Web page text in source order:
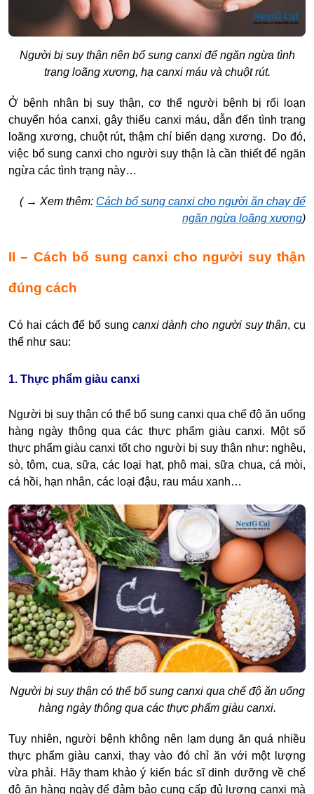
Người bị suy thận nên bổ sung canxi để ngăn ngừa tình
trạng loãng xương, hạ canxi máu và chuột rút.
Ở bệnh nhân bị suy thận, cơ thể người bệnh bị rối loạn
chuyển hóa canxi, gây thiếu canxi máu, dẫn đến tình trạng
loãng xương, chuột rút, thậm chí biến dạng xương. Do đó,
việc bổ sung canxi cho người suy thận là cần thiết để ngăn
ngừa các tình trạng này…
( → Xem thêm: Cách bổ sung canxi cho người ăn chay để
ngăn ngừa loãng xương)
II – Cách bổ sung canxi cho người suy thận
đúng cách
Có hai cách để bổ sung canxi dành cho người suy thận, cụ
thể như sau:
1. Thực phẩm giàu canxi
Người bị suy thận có thể bổ sung canxi qua chế độ ăn uống
hàng ngày thông qua các thực phẩm giàu canxi. Một số
thực phẩm giàu canxi tốt cho người bị suy thận như: nghêu,
sò, tôm, cua, sữa, các loại hạt, phô mai, sữa chua, cá mòi,
cá hồi, hạn nhân, các loại đậu, rau máu xanh…
Người bị suy thận có thể bổ sung canxi qua chế độ ăn uống
hàng ngày thông qua các thực phẩm giàu canxi.
Tuy nhiên, người bệnh không nên lạm dụng ăn quá nhiều
thực phẩm giàu canxi, thay vào đó chỉ ăn với một lượng
vừa phải. Hãy tham khảo ý kiến bác sĩ dinh dưỡng về chế
độ ăn hàng ngày để đảm bảo cung cấp đủ lượng canxi mà